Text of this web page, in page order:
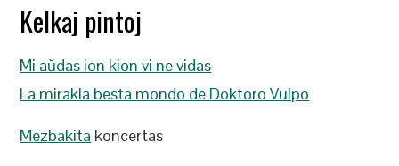
Kelkaj pintoj
Mi aŭdas ion kion vi ne vidas
La mirakla besta mondo de Doktoro Vulpo
Mezbakita koncertas